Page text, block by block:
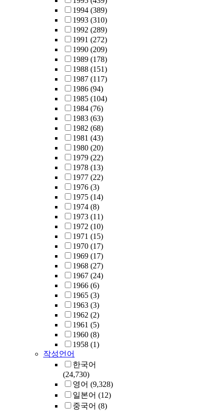
1994 (389)
1993 (310)
1992 (289)
1991 (272)
1990 (209)
1989 (178)
1988 (151)
1987 (117)
1986 (94)
1985 (104)
1984 (76)
1983 (63)
1982 (68)
1981 (43)
1980 (20)
1979 (22)
1978 (13)
1977 (22)
1976 (3)
1975 (14)
1974 (8)
1973 (11)
1972 (10)
1971 (15)
1970 (17)
1969 (17)
1968 (27)
1967 (24)
1966 (6)
1965 (3)
1963 (3)
1962 (2)
1961 (5)
1960 (8)
1958 (1)
작성언어
한국어
(24,730)
영어 (9,328)
일본어 (12)
중국어 (8)